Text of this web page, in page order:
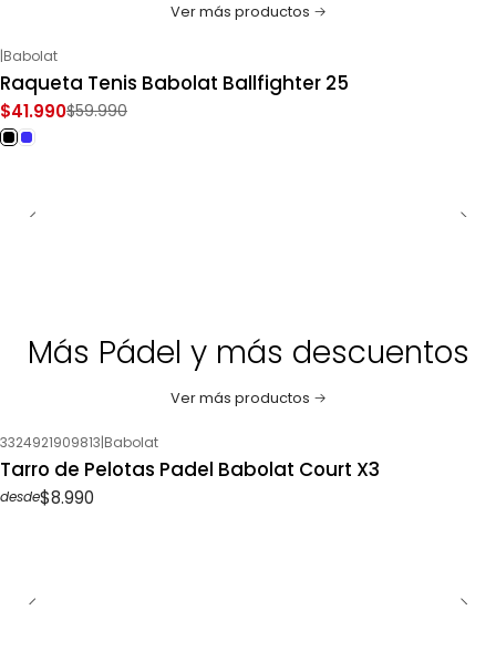
Ver más productos
-30%OFF
|Babolat
Raqueta Tenis Babolat Ballfighter 25
$41.990$59.990
Más Pádel y más descuentos
Ver más productos
3324921909813|Babolat
Tarro de Pelotas Padel Babolat Court X3
desde$8.990